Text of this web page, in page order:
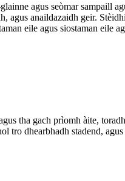
agus seòmar sampaill
agus anaildazaidh geir.
eile agus siostaman eile
tha gach prìomh àite,
tro dhearbhadh stadend,